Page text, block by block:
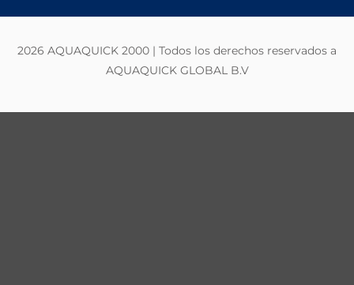
2026 AQUAQUICK 2000 | Todos los derechos reservados a
AQUAQUICK GLOBAL B.V